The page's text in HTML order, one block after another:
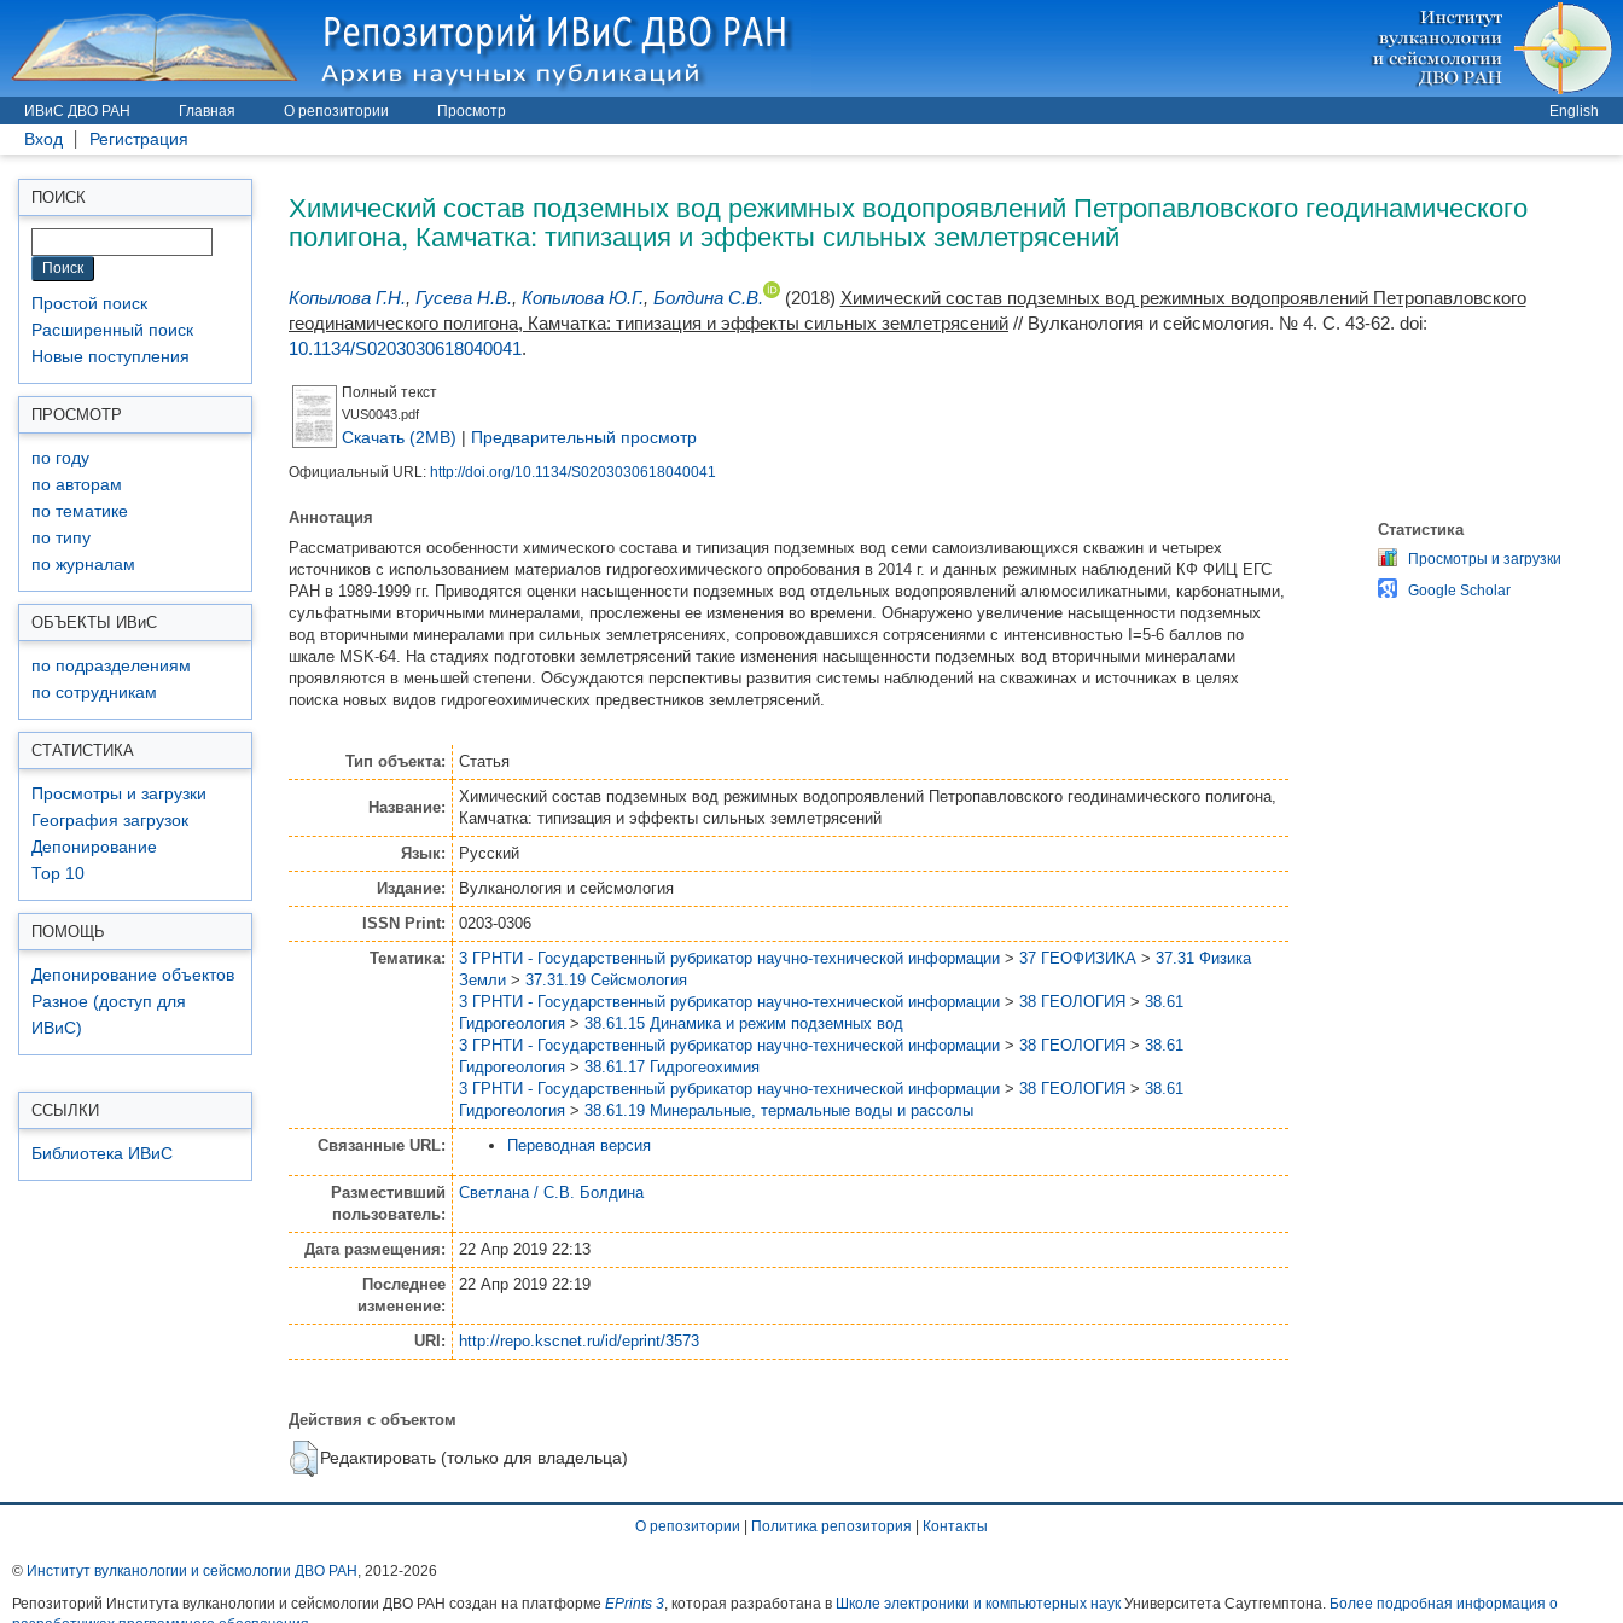
ИВиС ДВО РАН Главная О репозитории Просмотр English
Вход Регистрация
ПОИСК
Простой поиск
Расширенный поиск
Новые поступления
ПРОСМОТР
по году
по авторам
по тематике
по типу
по журналам
ОБЪЕКТЫ ИВиС
по подразделениям
по сотрудникам
СТАТИСТИКА
Просмотры и загрузки
География загрузок
Депонирование
Top 10
ПОМОЩЬ
Депонирование объектов
Разное (доступ для
ИВиС)
ССЫЛКИ
Библиотека ИВиС
Химический состав подземных вод режимных водопроявлений Петропавловского геодинамического
полигона, Камчатка: типизация и эффекты сильных землетрясений
Копылова Г.Н., Гусева Н.В., Копылова Ю.Г., Болдина С.В. (2018) Химический состав подземных вод режимных водопроявлений Петропавловского
геодинамического полигона, Камчатка: типизация и эффекты сильных землетрясений // Вулканология и сейсмология. № 4. С. 43-62. doi:
10.1134/S0203030618040041.
Полный текст
VUS0043.pdf
Скачать (2MB) | Предварительный просмотр
Официальный URL: http://doi.org/10.1134/S0203030618040041
Аннотация
Рассматриваются особенности химического состава и типизация подземных вод семи самоизливающихся скважин и четырех
источников с использованием материалов гидрогеохимического опробования в 2014 г. и данных режимных наблюдений КФ ФИЦ ЕГС
РАН в 1989-1999 гг. Приводятся оценки насыщенности подземных вод отдельных водопроявлений алюмосиликатными, карбонатными,
сульфатными вторичными минералами, прослежены ее изменения во времени. Обнаружено увеличение насыщенности подземных
вод вторичными минералами при сильных землетрясениях, сопровождавшихся сотрясениями с интенсивностью I=5-6 баллов по
шкале MSK-64. На стадиях подготовки землетрясений такие изменения насыщенности подземных вод вторичными минералами
проявляются в меньшей степени. Обсуждаются перспективы развития системы наблюдений на скважинах и источниках в целях
поиска новых видов гидрогеохимических предвестников землетрясений.
Тип объекта: Статья
Название:
Химический состав подземных вод режимных водопроявлений Петропавловского геодинамического полигона,
Камчатка: типизация и эффекты сильных землетрясений
Язык:
Русский
Издание:
Вулканология и сейсмология
ISSN Print:
0203-0306
Тематика:
3 ГРНТИ - Государственный рубрикатор научно-технической информации > 37 ГЕОФИЗИКА > 37.31 Физика
Земли > 37.31.19 Сейсмология
3 ГРНТИ - Государственный рубрикатор научно-технической информации > 38 ГЕОЛОГИЯ > 38.61
Гидрогеология > 38.61.15 Динамика и режим подземных вод
3 ГРНТИ - Государственный рубрикатор научно-технической информации > 38 ГЕОЛОГИЯ > 38.61
Гидрогеология > 38.61.17 Гидрогеохимия
3 ГРНТИ - Государственный рубрикатор научно-технической информации > 38 ГЕОЛОГИЯ > 38.61
Гидрогеология > 38.61.19 Минеральные, термальные воды и рассолы
Связанные URL:
Переводная версия
Разместивший
пользователь:
Светлана / С.В. Болдина
Дата размещения:
22 Апр 2019 22:13
Последнее
изменение:
22 Апр 2019 22:19
URI: http://repo.kscnet.ru/id/eprint/3573
Действия с объектом
Редактировать (только для владельца)
Статистика
Просмотры и загрузки
Google Scholar
О репозитории | Политика репозитория | Контакты
© Институт вулканологии и сейсмологии ДВО РАН , 2012-2026
Репозиторий Института вулканологии и сейсмологии ДВО РАН создан на платформе EPrints 3 , которая разработана в Школе электроники и компьютерных наук Университета Саутгемптона. Более подробная информация о